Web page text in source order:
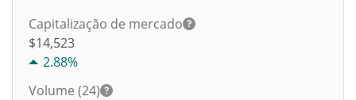
Capitalização de mercado
$14,523
2.88%
Volume (24)